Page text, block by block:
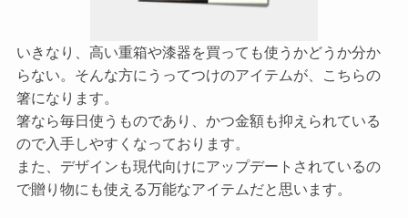
いきなり、高い重箱や漆器を買っても使うかどうか分か
らない。そんな方にうってつけのアイテムが、こちらの
箸になります。
箸なら毎日使うものであり、かつ金額も抑えられている
ので入手しやすくなっております。
また、デザインも現代向けにアップデートされているの
で贈り物にも使える万能なアイテムだと思います。